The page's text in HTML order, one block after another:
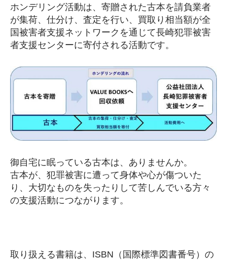
ホンデリング活動は、寄贈された古本を請負業者
が集荷、仕分け、査定を行い、買取り相当額が全
国被害者支援ネットワークを通じて長崎犯罪被害
者支援センターに寄付される活動です。
御自宅に眠っている古本は、ありませんか。
古本が、犯罪被害に遭って身体や心が傷ついた
り、大切なものを失ったりして苦しんでいる方々
の支援活動につながります。
取り扱える書籍は、ISBN（国際標準図書番号）の